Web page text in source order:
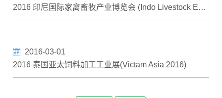
2016 印尼国际家禽畜牧产业博览会 (Indo Livestock Expo & Forum 2016)
2016 泰国亚太饲料加工工业展(Victam Asia 2016)
2016-03-01